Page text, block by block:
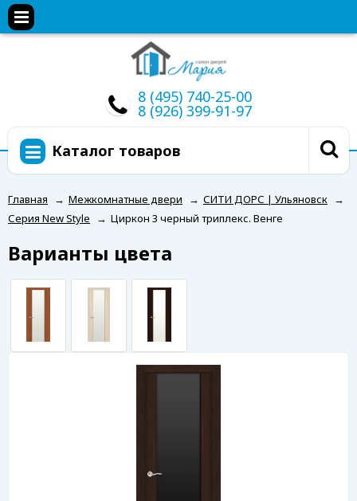
8 (495) 740-25-00
8 (926) 399-91-97
Каталог товаров
Главная → Межкомнатные двери → СИТИ ДОРС | Ульяновск →
Серия New Style
→ Циркон 3 черный триплекс. Венге
Варианты цвета